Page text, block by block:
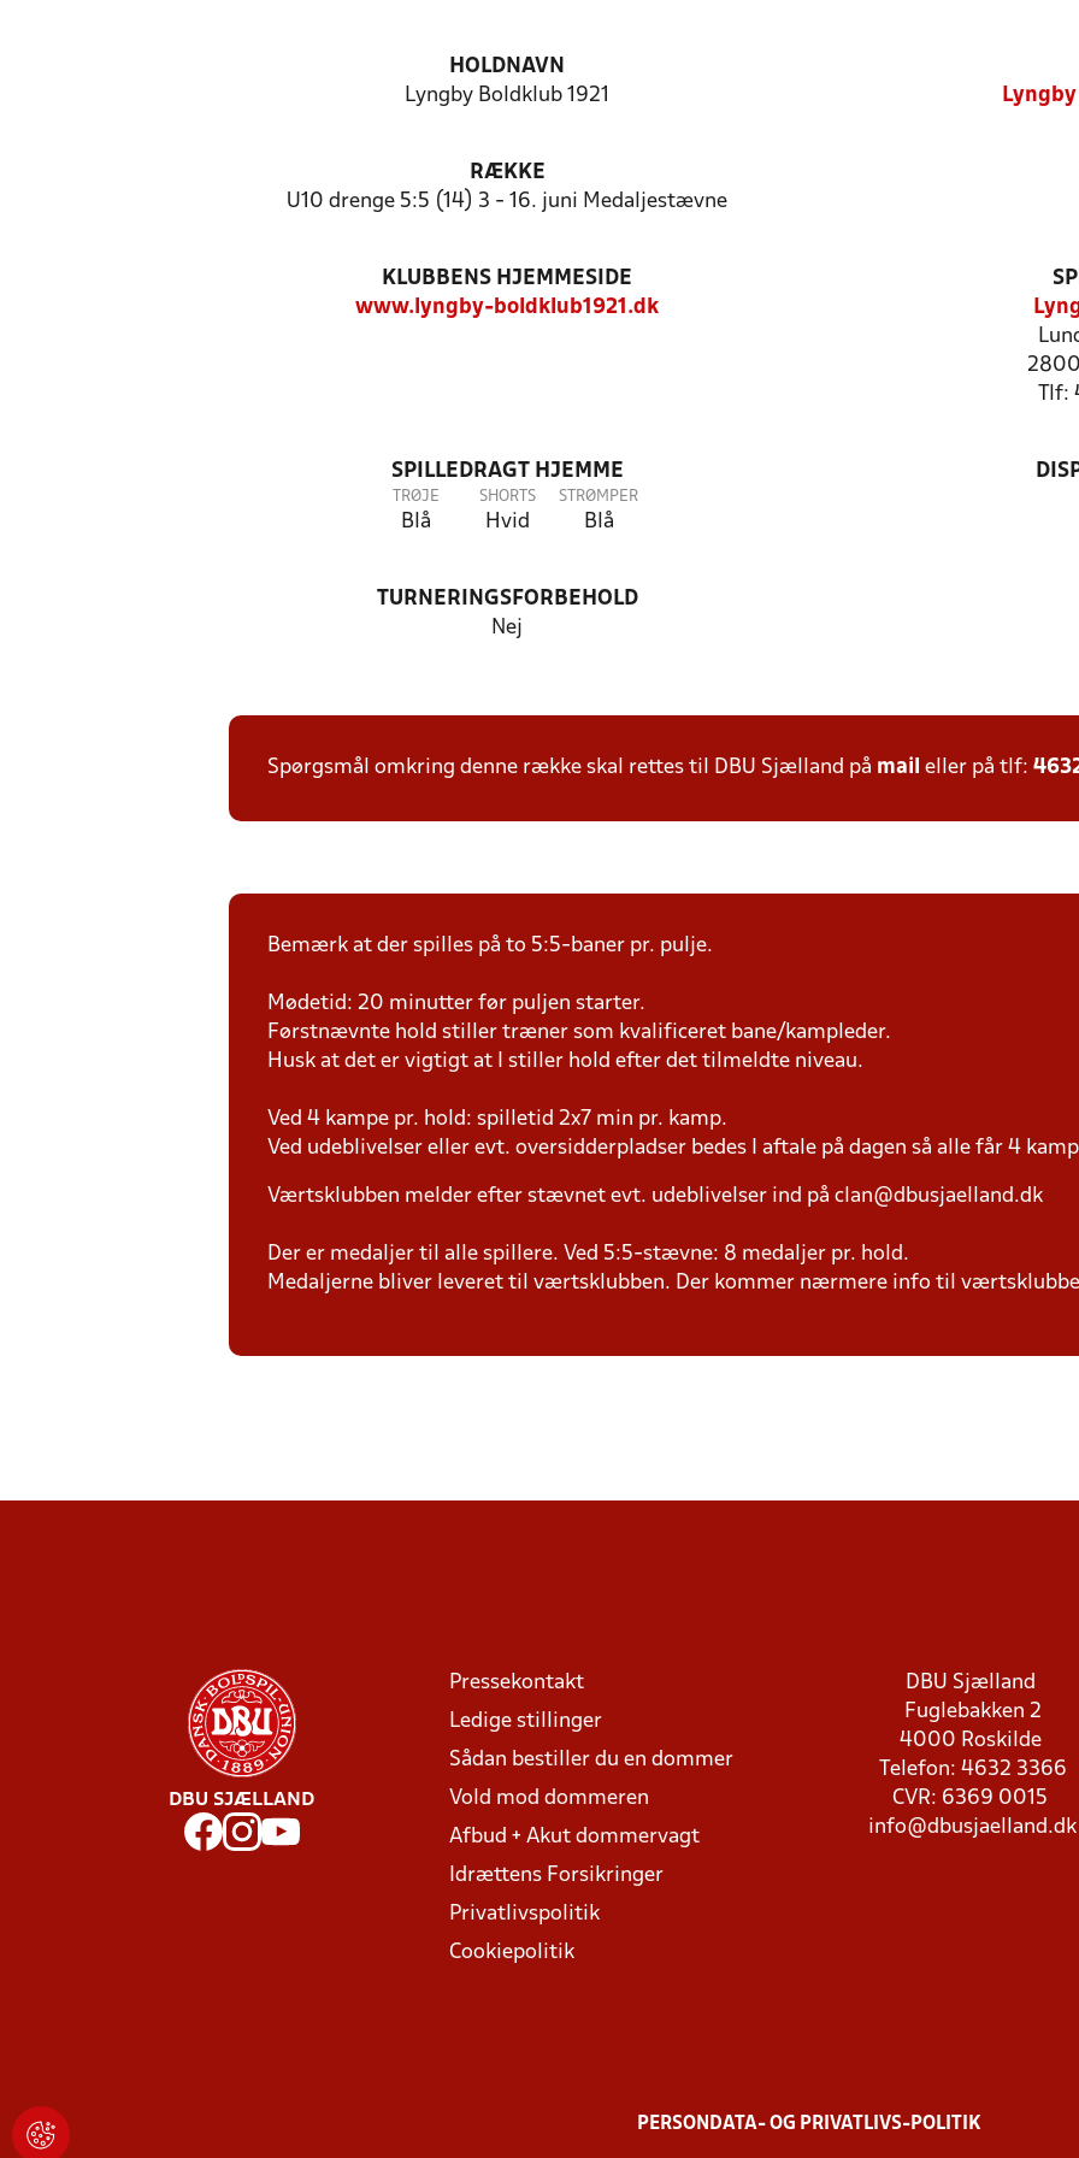
HOLDNAVN
Lyngby Boldklub 1921
RÆKKE
U10 drenge 5:5 (14) 3 - 16. juni Medaljestævne
KLUBBENS HJEMMESIDE
www.lyngby-boldklub1921.dk
SPILLEDRAGT HJEMME
TRØJE
Blå
SHORTS
Hvid
STRØMPER
Blå
TURNERINGSFORBEHOLD
Nej
Spørgsmål omkring denne række skal rettes til DBU Sjælland på mail eller på tlf:
Bemærk at der spilles på to 5:5-baner pr. pulje.
Mødetid: 20 minutter før puljen starter.
Førstnævnte hold stiller træner som kvalificeret bane/kampleder.
Husk at det er vigtigt at I stiller hold efter det tilmeldte niveau.
Ved 4 kampe pr. hold: spilletid 2x7 min pr. kamp.
Ved udeblivelser eller evt. oversidderpladser bedes I aftale på dagen så alle får 4
Værtsklubben melder efter stævnet evt. udeblivelser ind på clan@dbusjaelland.dk
Der er medaljer til alle spillere. Ved 5:5-stævne: 8 medaljer pr. hold.
Medaljerne bliver leveret til værtsklubben. Der kommer nærmere info til
DBU SJÆLLAND
Pressekontakt
Ledige stillinger
Sådan bestiller du en dommer
Vold mod dommeren
Afbud + Akut dommervagt
Idrættens Forsikringer
Privatlivspolitik
Cookiepolitik
DBU Sjælland
Fuglebakken 2
4000 Roskilde
Telefon: 4632 3366
CVR: 6369 0015
info@dbusjaelland.dk
PERSONDATA- OG PRIVATLIVS-POLITIK